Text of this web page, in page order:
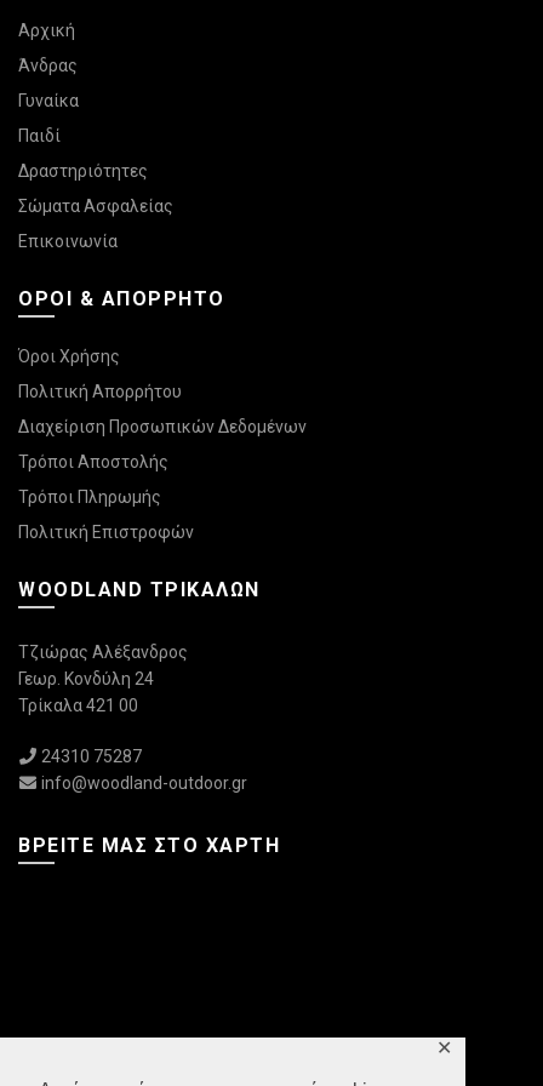
✕
Αρχική
Άνδρας
Γυναίκα
Παιδί
Δραστηριότητες
Σώματα Ασφαλείας
Επικοινωνία
ΌΡΟΙ & ΑΠΌΡΡΗΤΟ
Όροι Χρήσης
Πολιτική Απορρήτου
Διαχείριση Προσωπικών Δεδομένων
Τρόποι Αποστολής
Τρόποι Πληρωμής
Πολιτική Επιστροφών
WOODLAND ΤΡΙΚΆΛΩΝ
Τζιώρας Αλέξανδρος
Γεωρ. Κονδύλη 24
Τρίκαλα 421 00
24310 75287
info@woodland-outdoor.gr
ΒΡΕΊΤΕ ΜΑΣ ΣΤΟ ΧΆΡΤΗ